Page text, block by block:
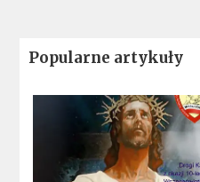
Popularne artykuły